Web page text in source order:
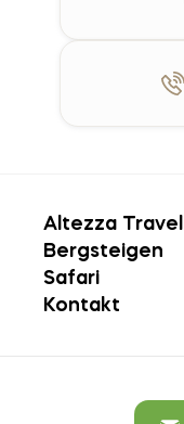
Altezza Travel
Bergsteigen
Safari
Kontakt